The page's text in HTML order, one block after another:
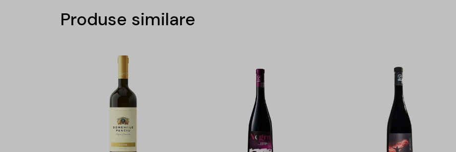
Produse similare